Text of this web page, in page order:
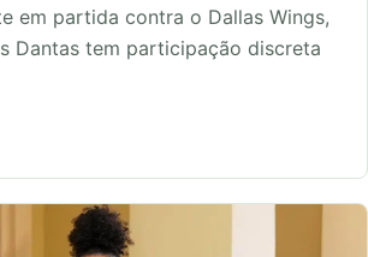
em partida contra o Dallas Wings,
Dantas tem participação discreta